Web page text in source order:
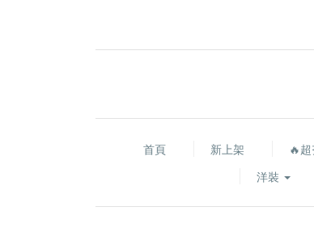
首頁 新上架 🔥
洋裝